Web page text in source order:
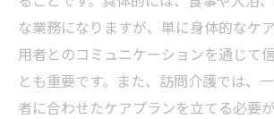
な業務になりますが、単に身体的なケ
用者とのコミュニケーションを通じて
とも重要です。また、訪問介護では、
者に合わせたケアプランを立てる必要